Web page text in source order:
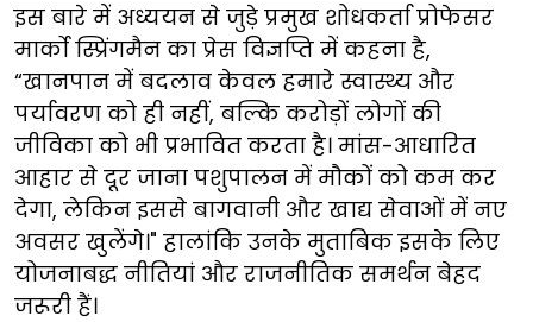
इस बारे में अध्ययन से जुड़े प्रमुख शोधकर्ता प्रोफेसर
मार्को स्प्रिंगमैन का प्रेस विज्ञप्ति में कहना है,
“खानपान में बदलाव केवल हमारे स्वास्थ्य और
पर्यावरण को ही नहीं, बल्कि करोड़ों लोगों की
जीविका को भी प्रभावित करता है। मांस-आधारित
आहार से दूर जाना पशुपालन में मौकों को कम कर
देगा, लेकिन इससे बागवानी और खाद्य सेवाओं में नए
अवसर खुलेंगे।" हालांकि उनके मुताबिक इसके लिए
योजनाबद्ध नीतियां और राजनीतिक समर्थन बेहद
जरूरी हैं।